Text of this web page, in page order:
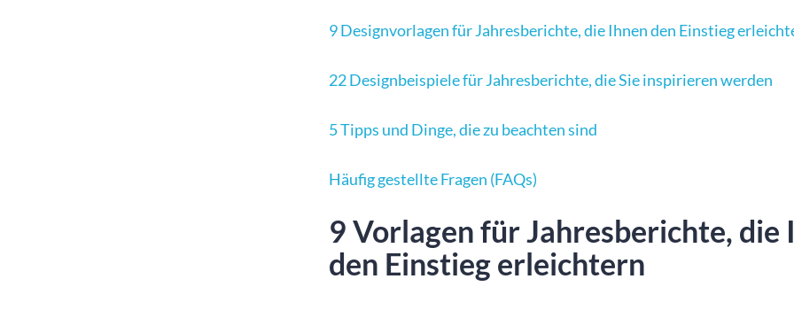
9 Designvorlagen für Jahresberichte, die Ihnen den Einstieg
22 Designbeispiele für Jahresberichte, die Sie inspirieren werden
5 Tipps und Dinge, die zu beachten sind
Häufig gestellte Fragen (FAQs)
9 Vorlagen für Jahresberichte, die
den Einstieg erleichtern